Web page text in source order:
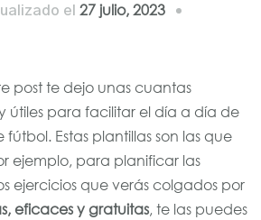
el27 julio, 2023
post te dejo unas cuantas
útiles para facilitar el día a día de
Estas plantillas son las que
ejemplo, para planificar las
ejercicios que verás colgados por
eficaces y gratuitas, te las puedes